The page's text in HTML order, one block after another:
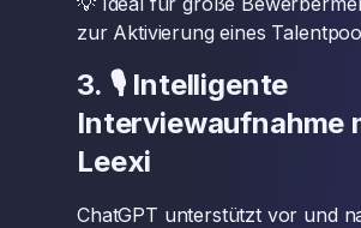
zur Aktivierung eines
3. 🎙 Intelligente
Interviewaufnahme
Leexi
ChatGPT unterstützt vor und